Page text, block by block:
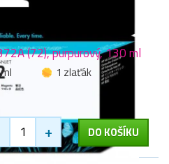
(72), purpurový, 130 ml
1 zlaťák
+ DO KOŠÍKU